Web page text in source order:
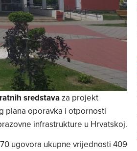
sredstavaza projekt
plana oporavka i otpornosti
infrastrukture u Hrvatskoj.
ugovora ukupne vrijednosti 409